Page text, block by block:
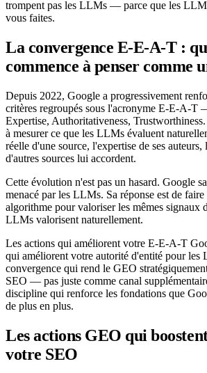
trompent pas les LLMs — parce que les
vous faites.
La convergence E-E-A-T :
commence à penser comme
Depuis 2022, Google a progressivement
critères regroupés sous l'acronyme E-E-A-T
Expertise, Authoritativeness,
à mesurer ce que les LLMs évaluent
réelle d'une source, l'expertise de ses
d'autres sources lui accordent.
Cette évolution n'est pas un hasard. Google
menacé par les LLMs. Sa réponse est de
algorithme pour valoriser les mêmes signaux
LLMs valorisent naturellement.
Les actions qui améliorent votre E-E-A-T
qui améliorent votre autorité d'entité pour les
convergence qui rend le GEO
SEO — pas juste comme canal
discipline qui renforce les fondations que
de plus en plus.
Les actions GEO qui
votre SEO